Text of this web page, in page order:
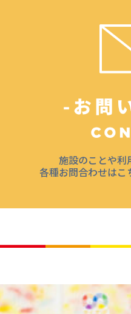
施設のことや利
各種お問合わせはこ